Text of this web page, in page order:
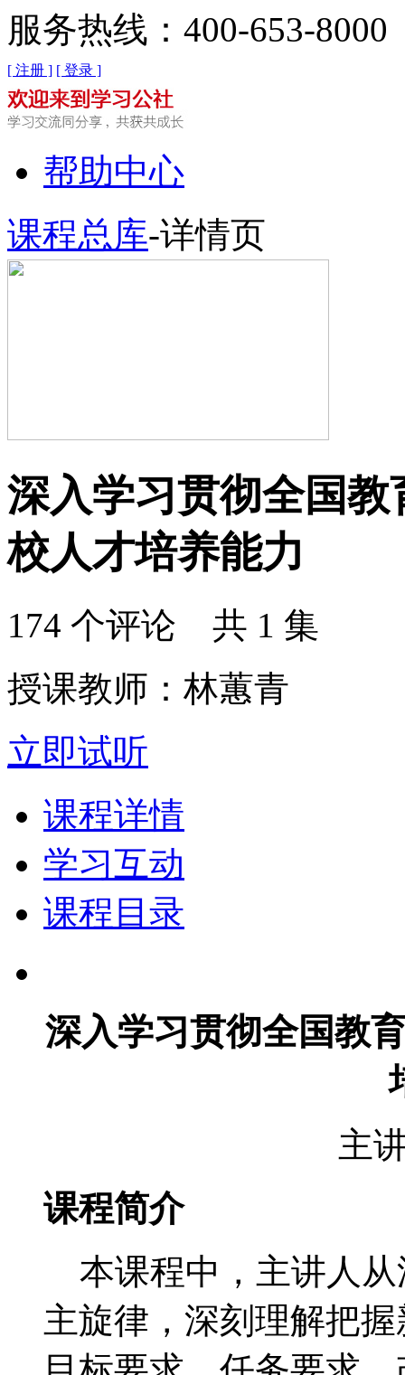
服务热线：400-653-8000
[ 注册 ] [ 登录 ]
帮助中心
课程总库-详情页
深入学习贯彻全国
校人才培养能力
174 个评论 共 1 集
授课教师：林蕙青
立即试听
课程详情
学习互动
课程目录
深入学习贯彻全国教
主
课程简介
本课程中，主讲人从
主旋律，深刻理解把